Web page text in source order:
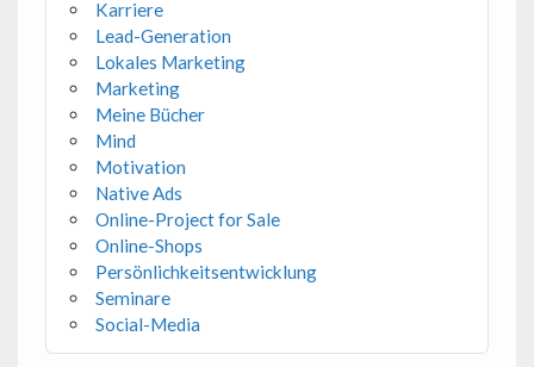
Karriere
Lead-Generation
Lokales Marketing
Marketing
Meine Bücher
Mind
Motivation
Native Ads
Online-Project for Sale
Online-Shops
Persönlichkeitsentwicklung
Seminare
Social-Media